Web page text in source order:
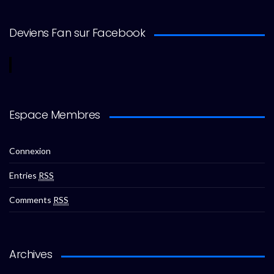
Deviens Fan sur Facebook
Espace Membres
Connexion
Entries RSS
Comments RSS
Archives